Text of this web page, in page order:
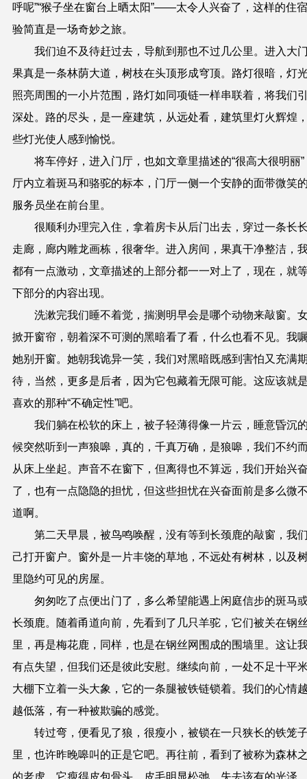
呼呢”“猴子坐在窗台上晒太阳”——太令人兴奋了，这样的住
验简直是一场奇妙之旅。
我们迫不及待赶过去，导航到那也不过几公里。进入大
果真是一条林荫大道，树枝在头顶形成穹顶。路灯很暗，灯
照亮周围的一小片范围，路灯如同项链一样串联着，将我们
深处。路的尽头，是一座建筑，从远处看，建筑里灯火辉煌
些灯光使人感到愉悦。
将车停好，进入门厅，也如文章里描述的“很高大很明丽”
厅内立着斑马和骆驼的标本，门厅一侧一个安静的面带微笑
服务员坐在前台里。
很顺利办理完入住，拿着房卡从后门出去，穿过一条长
走廊，廊内雕龙画栋，很奢华。进入房间，果真干净整洁，
都有一点激动，文章描述的上部分都一一对上了，现在，就
下部分的内容出现。
洗漱完我们睡不着觉，揣测明早会是哪个动物来敲窗。
掀开窗帘，朝着深不可测的黑暗看了看，什么也看不见。我
她别开窗。她朝我诡异一笑，我们对黑暗既感到害怕又充满
待，当然，更多是后者，因为它包藏着无限可能。这应该就
喜欢的那种“不确定性”吧。
我们躺在松软的床上，被子轻薄得像一片云，睡意昏沉
候突然听到一声狼嗥，真的，千真万确，是狼嗥，我们不约
从床上坐起。声音不在窗下，但离得也不算远，我们开始兴
了，也有一点隐隐的担忧，但这些担忧在兴奋面前是多么微
道啊。
第二天早晨，被鸟鸣唤醒，没有等到长颈鹿的敲窗，我
己打开窗户。窗外是一片丰饶的草地，不远处有树林，以及
里隐约可见的房屋。
匆匆吃了点便出门了，多么希望能遇上闲庭信步的斑马
长颈鹿。随着甬道向前，先看到了几只羊驼，它们被关在钢
里，再是梅花鹿，同样，也是在钢丝网围成的围墙里。这让
有点失望，但我们还是彼此安慰。继续向前，一处不足十平
大棚下立着一头大象，它的一条腿被铁链锁着。我们的心情
越低落，有一种被欺骗的感觉。
转过弯，便看见了狼，很瘦小，被锁在一只狭长的铁笼
里，也许昨晚嗥叫的正是它吧。再往前，看到了被称为森林
的老虎，它瘦得皮包骨头，皮毛明显松弛，失去该有的光泽